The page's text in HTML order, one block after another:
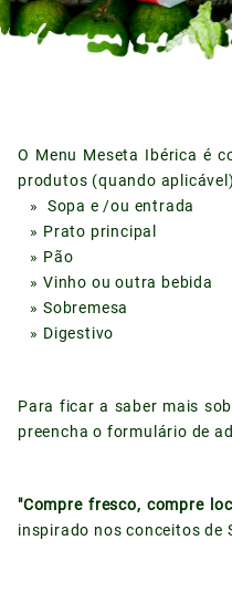
O Menu Meseta Ibérica é
produtos (quando
» Sopa e /ou entrada
» Prato principal
» Pão
» Vinho ou outra bebida
» Sobremesa
» Digestivo
Para ficar a saber mais
preencha o formulário de
"Compre fresco, compre
inspirado nos conceitos de